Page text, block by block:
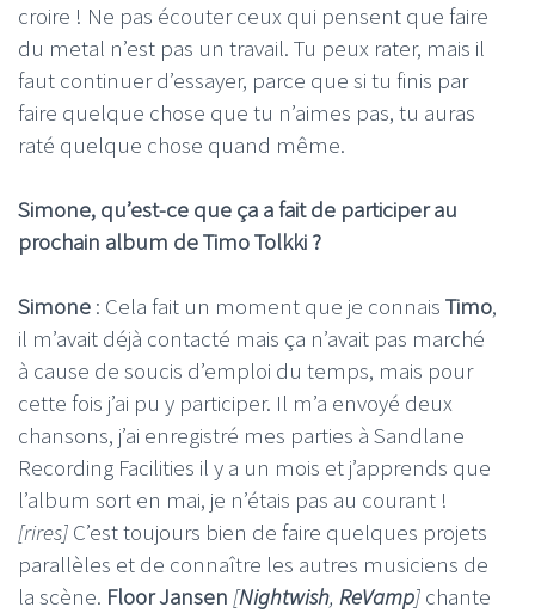
croire ! Ne pas écouter ceux qui pensent que faire
du metal n’est pas un travail. Tu peux rater, mais il
faut continuer d’essayer, parce que si tu finis par
faire quelque chose que tu n’aimes pas, tu auras
raté quelque chose quand même.
Simone, qu’est-ce que ça a fait de participer au
prochain album de Timo Tolkki ?
Simone : Cela fait un moment que je connais Timo,
il m’avait déjà contacté mais ça n’avait pas marché
à cause de soucis d’emploi du temps, mais pour
cette fois j’ai pu y participer. Il m’a envoyé deux
chansons, j’ai enregistré mes parties à Sandlane
Recording Facilities il y a un mois et j’apprends que
l’album sort en mai, je n’étais pas au courant !
[rires] C’est toujours bien de faire quelques projets
parallèles et de connaître les autres musiciens de
la scène. Floor Jansen [Nightwish, ReVamp] chante